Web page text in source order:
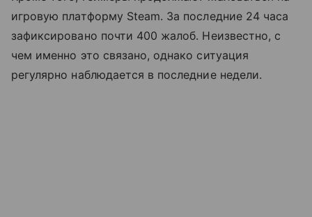
игровую платформу Steam. За последние 24 часа
зафиксировано почти 400 жалоб. Неизвестно, с
чем именно это связано, однако ситуация
регулярно наблюдается в последние недели.